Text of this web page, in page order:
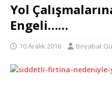
Yol
Engeli……
10 Aralık 2016 Boyabat